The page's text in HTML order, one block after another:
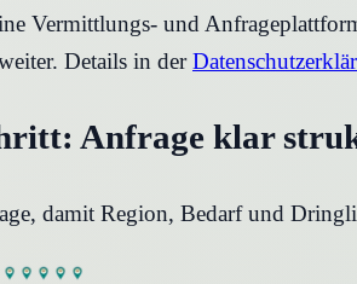
Vermittlungs- und
Details in der
Anfrage klar
damit Region, Bedarf und